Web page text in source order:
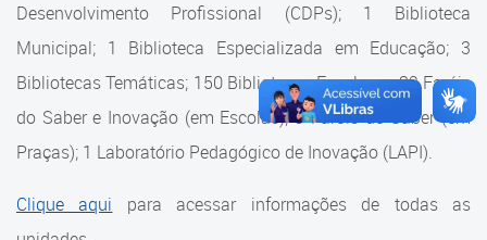
Gerência de Aquisição e
Gestão Contratual de
Serviços
Gerência de Contratos
Gerência de Limpeza e
Suporte aos Contratos
Desenvolvimento Profissional (CDPs); 1 Biblioteca
Municipal; 1 Biblioteca Especializada em Educação; 3
Bibliotecas Temáticas; 150 Bibliotecas Escolares; 32 Faróis
do Saber e Inovação (em Escolas); 9 Faróis do Saber (em
Praças); 1 Laboratório Pedagógico de Inovação (LAPI).
Clique aqui para acessar informações de todas as